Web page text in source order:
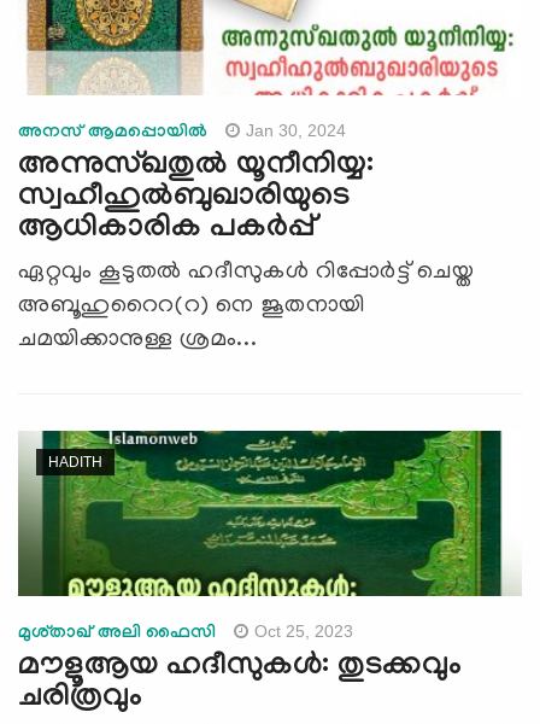
അനസ് ആമപ്പൊയില്‍ Jan 30, 2024
അന്നുസ്‌ഖതുൽ യൂനീനിയ്യ:
സ്വഹീഹുല്‍ബുഖാരിയുടെ
ആധികാരിക പകര്‍പ്പ്
ഏറ്റവും കൂടുതൽ ഹദീസുകൾ റിപ്പോർട്ട് ചെയ്ത
അബൂഹുറൈറ(റ) നെ ജൂതനായി
ചമയിക്കാനുള്ള ശ്രമം...
HADITH
മുശ്താഖ് അലി ഫൈസി Oct 25, 2023
മൗളൂആയ ഹദീസുകള്‍: തുടക്കവും
ചരിത്രവും